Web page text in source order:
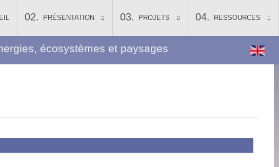
PRÉSENTATION PROJETS RESSOURCES
écosystèmes et paysages